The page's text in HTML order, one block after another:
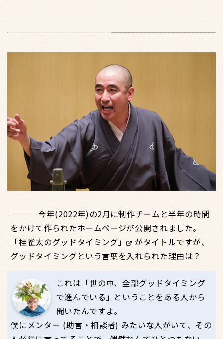
今年(2022年)の2月に制作チームと半年の時間
をかけて作られたホームページが公開されました。
「桂雀太のグッドタイミング」
がタイトルですが、
グッドタイミングという言葉を入れられた理由は？
これは「世の中、全部グッドタイミング
で進んでいる」ということをある人から
聞いたんですよ。
僕にメンター (助言・相談者) みたいな人がいて、その